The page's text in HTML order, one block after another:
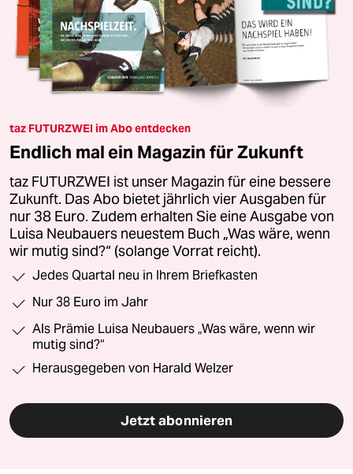
taz FUTURZWEI im Abo entdecken
Endlich mal ein Magazin für Zukunft
taz FUTURZWEI ist unser Magazin für eine bessere
Zukunft. Das Abo bietet jährlich vier Ausgaben für
nur 38 Euro. Zudem erhalten Sie eine Ausgabe von
Luisa Neubauers neuestem Buch „Was wäre, wenn
wir mutig sind?“ (solange Vorrat reicht).
Jedes Quartal neu in Ihrem Briefkasten
Nur 38 Euro im Jahr
Als Prämie Luisa Neubauers „Was wäre, wenn wir
mutig sind?“
Herausgegeben von Harald Welzer
Jetzt abonnieren